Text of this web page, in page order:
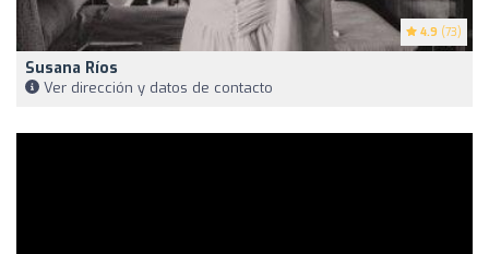
4.9 (73)
Susana Ríos
Ver dirección y datos de contacto